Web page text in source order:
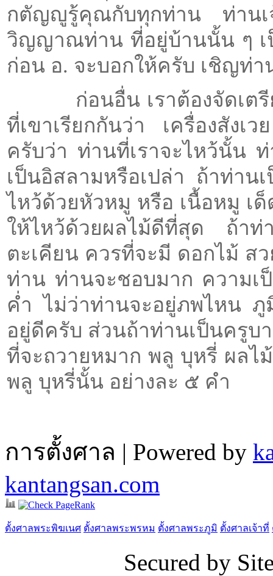
กตัญญูรู้คุณกับทุกท่าน ท่านเ
วิญญาณท่าน ที่อยู่บ้านนั้น ๆ เป็
ก่อน อ. จะบอกให้ครับ เชิญท่
ก่อนอื่น เราต้องจัดเตรียม
ที่เขาเรียกกันว่า เครื่องสังเ
ครับว่า ท่านที่เราจะไหว้นั้น
เป็นอิสลามหรือเปล่า ถ้าท่า
ไหว้ด้วยหัวหมู หรือ เนื้อหมู เ
ให้ไหว้ด้วยผลไม้ดีที่สุด ถ้
ตะเคียน ควรที่จะมี ดอกไม้ ส
ท่าน ท่านจะชอบมาก ความเ
ค่ำ ไม่ว่าท่านจะอยู่ภพไหน
อยู่ดีครับ ส่วนถ้าท่านเป็นครูบ
ที่จะถวายหมาก พลู บุหรี่ ผลไ
พลู บุหรี่นั้น อย่างละ ๕ คำ
การตั้งศาล | Powered by
kantangsan.com
ตั้งศาลพระพิฆเนศ ตั้งศาลพระพรหม ตั้งศาลพระภูมิ ตั้งศาลเจ้าที่
Secured by